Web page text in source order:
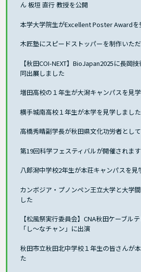
ん 板垣 直行 教授を公開
本学大学院生がExcellent Poster Awardを
木匠塾にスピードストッパーを制作いた
【秋田COI-NEXT】BioJapan2025に長岡
同出展しました
増田高校の１年生が大潟キャンパスを見
横手城南高校１年生が本学を見学しました
高橋秀晴副学長が秋田県文化功労者とし
第19回科学フェスティバルが開催されます
八郎潟中学校2年生が本荘キャンパスを見
カンボジア・プノンペン王立大学と大学
した
【松風祭実行委員会】CNA秋田ケーブル
「し～なチャン」に出演
秋田市立秋田北中学校１年生の皆さんが
た